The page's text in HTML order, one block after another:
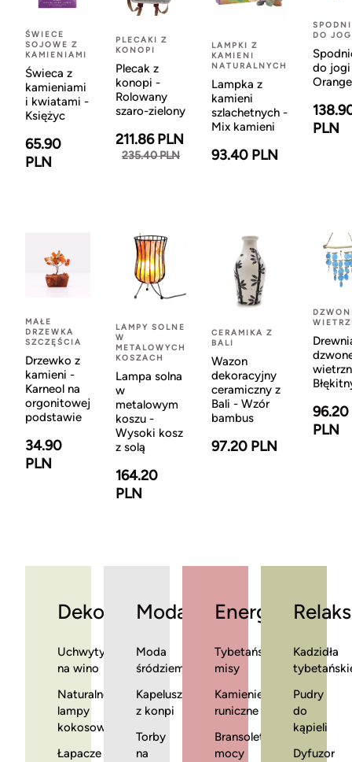
ŚWIECE
SOJOWE Z
KAMIENIAMI
Świeca z
kamieniami
i kwiatami -
Księżyc
65.90
PLN
PLECAKI Z
KONOPI
Plecak z
konopi -
Rolowany
szaro-zielony
211.86 PLN
235.40 PLN
LAMPKI Z
KAMIENI
NATURALNYCH
Lampka z
kamieni
szlachetnych -
Mix kamieni
93.40 PLN
DO
do
Orange
PLN
MAŁE
DRZEWKA
SZCZĘŚCIA
Drzewko z
kamieni -
Karneol na
orgonitowej
podstawie
34.90
PLN
LAMPY SOLNE
W
METALOWYCH
KOSZACH
Lampa solna
w
metalowym
koszu -
Wysoki kosz
z solą
164.20
PLN
CERAMIKA Z
BALI
Wazon
dekoracyjny
ceramiczny z
Bali - Wzór
bambus
97.20 PLN
96.20
PLN
Dekoracje
Uchwyty
na wino
Naturalne
lampy
kokosowe
Łapacze
Moda
Moda
śródziemnomorska
Kapelusze
z konpi
Torby
na
Energia
Tybetańskie
misy
Kamienie
runiczne
Bransoletki
mocy
Relaks
Kadzidła
Pudry
do
kąpieli
Dyfuzor